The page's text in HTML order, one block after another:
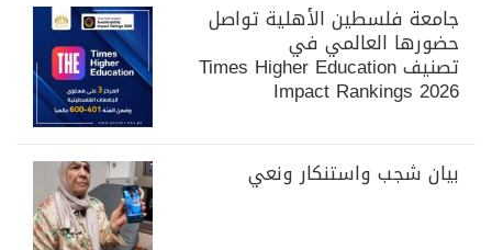
جامعة فلسطين الأهلية تواصل
حضورها العالمي في
تصنيف Times Higher Education
Impact Rankings 2026
بيان شجب واستنكار ونعي